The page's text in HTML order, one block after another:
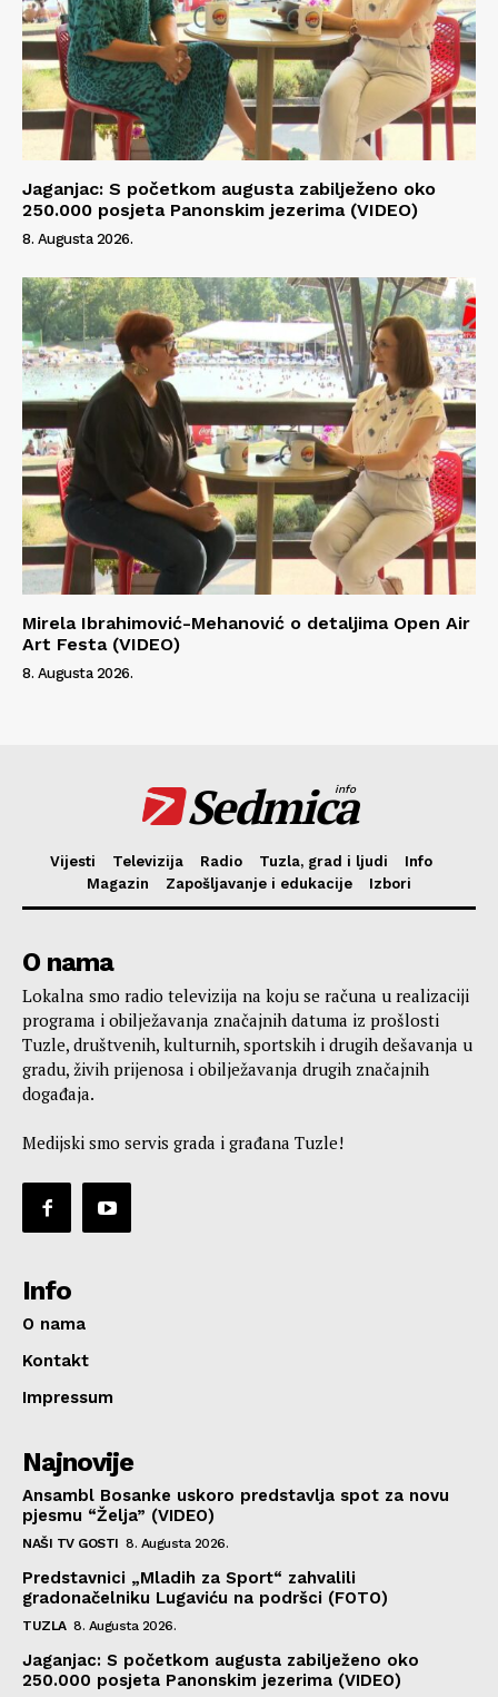
Jaganjac: S početkom augusta zabilježeno oko
250.000 posjeta Panonskim jezerima (VIDEO)
8. Augusta 2026.
Mirela Ibrahimović-Mehanović o detaljima Open Air
Art Festa (VIDEO)
8. Augusta 2026.
Sedmica
info
Vijesti Televizija Radio Tuzla, grad i ljudi
Info
Magazin
Zapošljavanje i edukacije Izbori
O nama
Lokalna smo radio televizija na koju se računa u realizaciji
programa i obilježavanja značajnih datuma iz prošlosti
Tuzle, društvenih, kulturnih, sportskih i drugih dešavanja u
gradu, živih prijenosa i obilježavanja drugih značajnih
događaja.
Medijski smo servis grada i građana Tuzle!
Info
O nama
Kontakt
Impressum
Najnovije
Ansambl Bosanke uskoro predstavlja spot za novu
pjesmu “Želja” (VIDEO)
NAŠI TV GOSTI 8. Augusta 2026.
Predstavnici „Mladih za Sport“ zahvalili
gradonačelniku Lugaviću na podršci (FOTO)
TUZLA 8. Augusta 2026.
Jaganjac: S početkom augusta zabilježeno oko
250.000 posjeta Panonskim jezerima (VIDEO)